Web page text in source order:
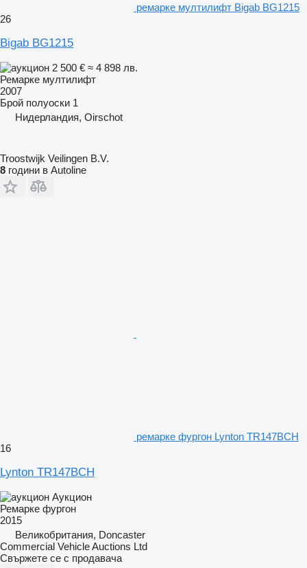
ремарке мултилифт Bigab BG1215
26
Bigab BG1215
2 500 € ≈ 4 898 лв.
Ремарке мултилифт
2007
Брой полуоски 1
Нидерландия, Oirschot
Troostwijk Veilingen B.V.
8 години в Autoline
ремарке фургон Lynton TR147BCH
16
Lynton TR147BCH
Аукцион
Ремарке фургон
2015
Великобритания, Doncaster
Commercial Vehicle Auctions Ltd
Свържете се с продавача